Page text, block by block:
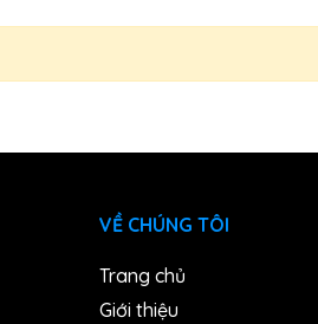
VỀ CHÚNG TÔI
Trang chủ
Giới thiệu